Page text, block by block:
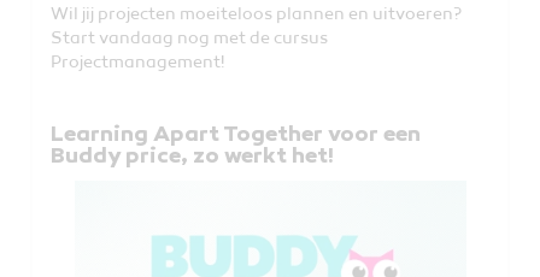
Wil jij projecten moeiteloos plannen en uitvoeren?
Start vandaag nog met de cursus
Projectmanagement!
Learning Apart Together voor een
Buddy price, zo werkt het!